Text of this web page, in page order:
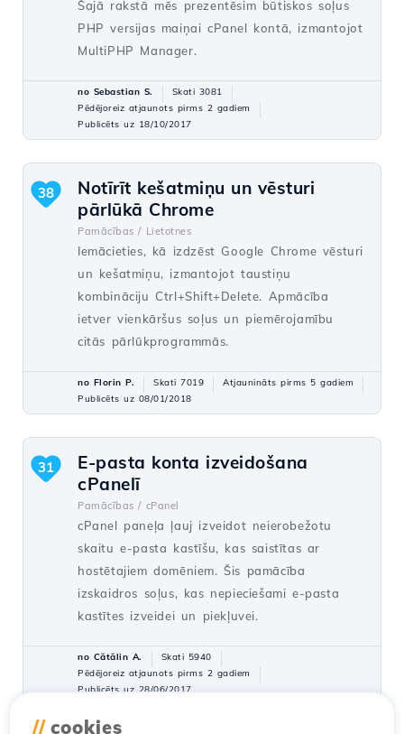
Šajā rakstā mēs prezentēsim būtiskos soļus
PHP versijas maiņai cPanel kontā, izmantojot
MultiPHP Manager.
no Sebastian S.
Skati 3081
Pēdējoreiz atjaunots pirms 2 gadiem
Publicēts uz 18/10/2017
Notīrīt kešatmiņu un vēsturi
pārlūkā Chrome
Pamācības / Lietotnes
Iemācieties, kā izdzēst Google Chrome vēsturi
un kešatmiņu, izmantojot taustiņu
kombināciju Ctrl+Shift+Delete. Apmācība
ietver vienkāršus soļus un piemērojamību
citās pārlūkprogrammās.
38
no Florin P. Skati 7019
Atjaunināts pirms 5 gadiem
Publicēts uz 08/01/2018
E-pasta konta izveidošana
cPanelī
Pamācības / cPanel
cPanel paneļa ļauj izveidot neierobežotu
skaitu e-pasta kastīšu, kas saistītas ar
hostētajiem domēniem. Šis pamācība
izskaidros soļus, kas nepieciešami e-pasta
kastītes izveidei un piekļuvei.
31
no Cătălin A.
Skati 5940
Pēdējoreiz atjaunots pirms 2 gadiem
Publicēts uz 28/06/2017
// cookies